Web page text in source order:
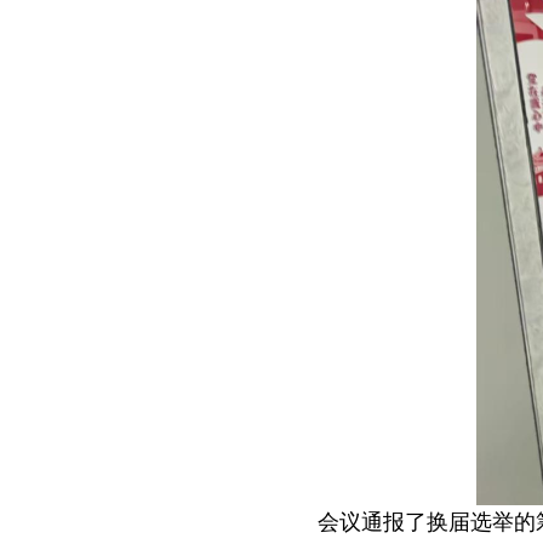
会议通报了换届选举